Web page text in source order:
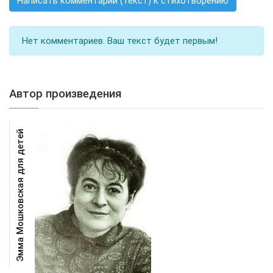
Нет комментариев. Ваш текст будет первым!
Автор произведения
Эмма Мошковская для детей